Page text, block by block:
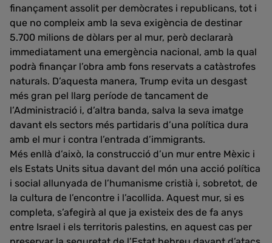
finançament assolit per demòcrates i republicans, tot i
que no compleix amb la seva exigència de destinar
5.700 milions de dòlars per al mur, però declararà
immediatament una emergència nacional, amb la qual
podrà finançar l’obra amb fons reservats a catàstrofes
naturals. D’aquesta manera, Trump evita un desgast
més gran pel llarg període de tancament de
l’Administració i, d’altra banda, salva la seva imatge
davant els sectors més partidaris d’una política dura
amb el mur i contra l’entrada d’immigrants.
Més enllà d’això, la construcció d’un mur entre Mèxic i
els Estats Units situa davant del món una acció política
i social allunyada de l’humanisme cristià i, sobretot, de
la cultura de l’encontre i l’acollida. Aquest mur, si es
completa, s’afegirà al que ja existeix des de fa anys
entre Israel i els territoris palestins, en aquest cas per